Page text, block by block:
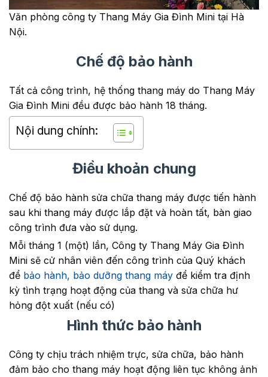
Văn phòng công ty Thang Máy Gia Đình Mini tại Hà
Nội.
Chế độ bảo hành
Tất cả công trình, hệ thống thang máy do Thang Máy
Gia Đình Mini đều được bảo hành 18 tháng.
Nội dung chính:
Điều khoản chung
Chế độ bảo hành sửa chữa thang máy được tiến hành
sau khi thang máy được lắp đặt và hoàn tất, bàn giao
công trình đưa vào sử dụng.
Mỗi tháng 1 (một) lần, Công ty Thang Máy Gia Đình
Mini sẽ cử nhân viên đến công trình của Quý khách
để bảo hành, bảo dưỡng thang máy để kiểm tra định
kỳ tình trạng hoạt động của thang và sửa chữa hư
hỏng đột xuất (nếu có)
Hình thức bảo hành
Công ty chịu trách nhiệm trực, sửa chữa, bảo hành
đảm bảo cho thang máy hoạt động liên tục không ảnh